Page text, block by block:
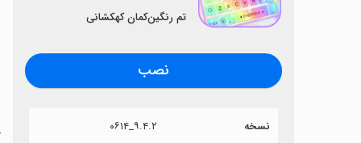
تم رنگین‌کمان کهکشانی
نصب
نسخه ۹.۴.۲_۰۶۱۴